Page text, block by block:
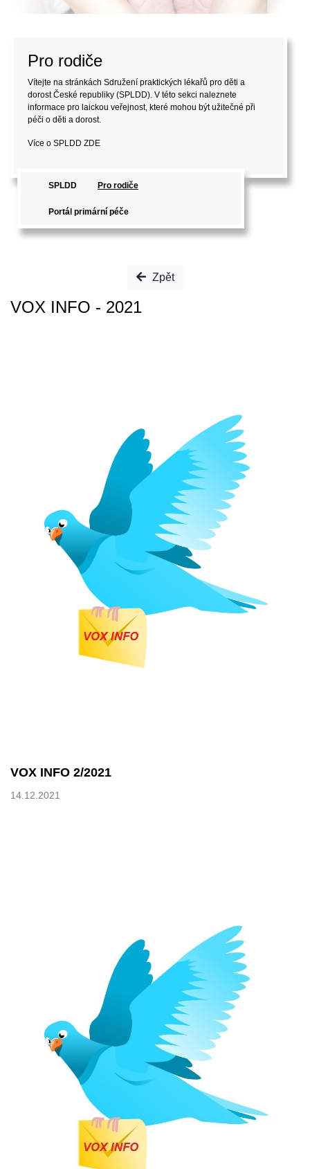
Pro rodiče
Vítejte na stránkách Sdružení praktických lékařů pro děti a
dorost České republiky (SPLDD). V této sekci naleznete
informace pro laickou veřejnost, které mohou být užitečné při
péči o děti a dorost.
Více o SPLDD ZDE
SPLDD Pro rodiče
Portál primární péče
Zpět
VOX INFO - 2021
VOX INFO 2/2021
14.12.2021